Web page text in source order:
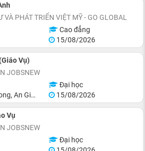
VÀ PHÁT TRIỂN VIỆT MỸ - GO GLOBAL
Cao đẳng
15/08/2026
Vụ)
JOBSNEW
Đại học
Giang, Sóc Trăng
15/08/2026
Vụ
JOBSNEW
Đại học